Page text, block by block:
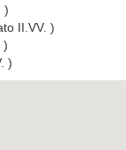
)
II.VV. )
)
)